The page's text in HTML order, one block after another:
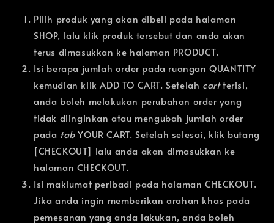
Pilih produk yang akan dibeli pada halaman
SHOP, lalu klik produk tersebut dan anda akan
terus dimasukkan ke halaman PRODUCT.
Isi berapa jumlah order pada ruangan QUANTITY
kemudian klik ADD TO CART. Setelah cartterisi,
anda boleh melakukan perubahan order yang
tidak diinginkan atau mengubah jumlah order
pada tabYOUR CART. Setelah selesai, klik butang
[CHECKOUT] lalu anda akan dimasukkan ke
halaman CHECKOUT.
Isi maklumat peribadi pada halaman CHECKOUT.
Jika anda ingin memberikan arahan khas pada
pemesanan yang anda lakukan, anda boleh